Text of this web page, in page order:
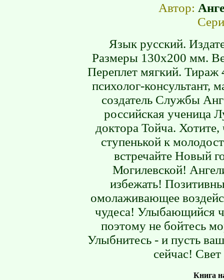
Автор:
Язык русский.
Размеры 130х200 мм.
Переплет мягкий. Тираж
психолог-консультант,
создатель Службы
российская ученица
доктора Тойча.
ступенькой к
встречайте Новый
Могилевской!
избежать!
омолаживающее
чудеса! Улыбающийся
поэтому не бойтесь
Улыбнитесь - и пусть
сейчас!
Книга